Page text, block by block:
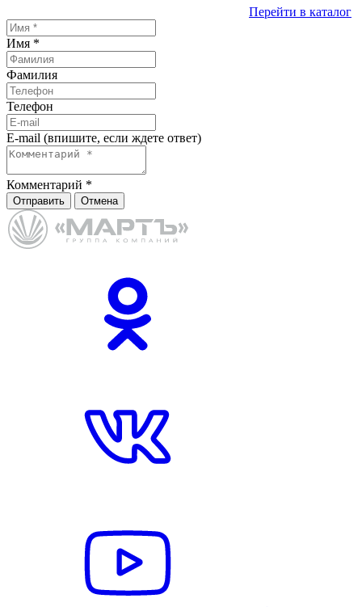
Перейти в каталог
Имя *
Фамилия
Телефон
E-mail (впишите, если ждете ответ)
Комментарий *
Отправить Отмена